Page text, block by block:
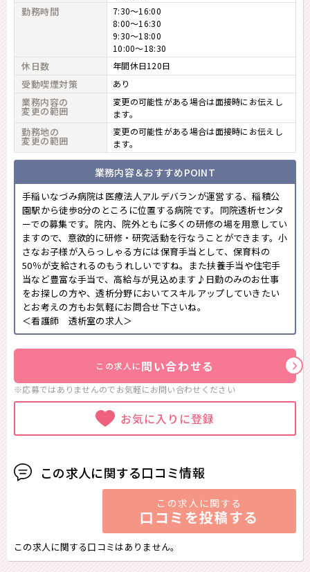
勤務時間
7:30～16:00
8:00～16:30
9:30～18:00
10:00～18:30
休日数 年間休日120日
受動喫煙対策 あり
業務内容の
変更の範囲
変更の可能性がある場合は面接時にお伝えし
ます。
勤務地の
変更の範囲
変更の可能性がある場合は面接時にお伝えし
ます。
業務内容＆おすすめPOINT
手稲いなづみ病院は医療法人アルデバランが運営する、稲積公
園駅から徒歩8分のところに位置する病院です。同院透析センタ
ーでの募集です。院内、院外ともに多くの研修の場を用意してい
ますので、意欲的に研修・研究活動を行なうことができます。小
さなお子様が入らっしゃる方には保育手当として、保育料の
50％が支給されるのもうれしいですね。また扶養手当や住宅手
当など豊富な手当で、高給与が見込めます♪日勤のみのお仕事
をお探しの方や、透析分野においてスキルアップしていきたい
とお考えの方もお気軽にお問合せ下さいね。
＜看護師 透析室の求人＞
この求人に問い合わせる
※応募ではありませんのでお気軽にお問い合わせください
お気に入りに登録
この求人に関する口コミ情報
この求人に関する
口コミを投稿する
この求人に関する口コミはありません。